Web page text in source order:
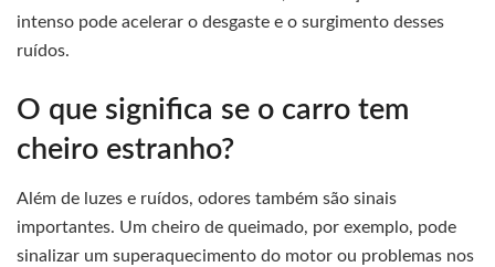
intenso pode acelerar o desgaste e o surgimento desses
ruídos.
O que significa se o carro tem
cheiro estranho?
Além de luzes e ruídos, odores também são sinais
importantes. Um cheiro de queimado, por exemplo, pode
sinalizar um superaquecimento do motor ou problemas nos